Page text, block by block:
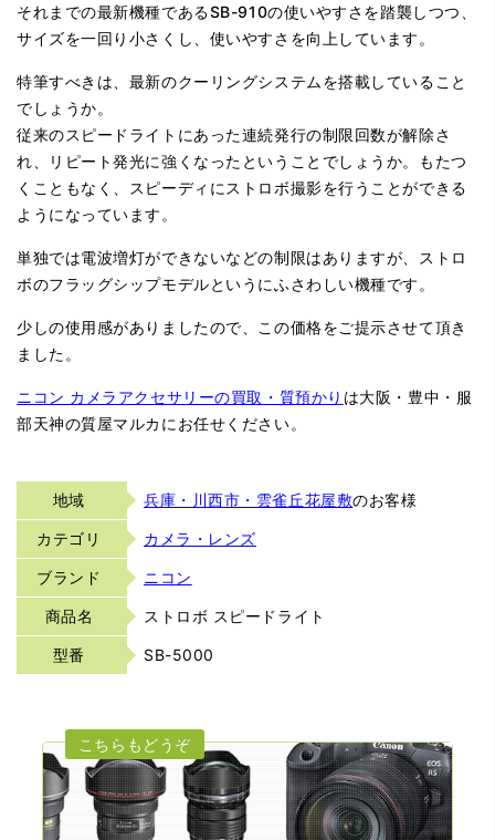
それまでの最新機種であるSB-910の使いやすさを踏襲しつつ、
サイズを一回り小さくし、使いやすさを向上しています。
特筆すべきは、最新のクーリングシステムを搭載していること
でしょうか。
従来のスピードライトにあった連続発行の制限回数が解除さ
れ、リピート発光に強くなったということでしょうか。もたつ
くこともなく、スピーディにストロボ撮影を行うことができる
ようになっています。
単独では電波増灯ができないなどの制限はありますが、ストロ
ボのフラッグシップモデルというにふさわしい機種です。
少しの使用感がありましたので、この価格をご提示させて頂き
ました。
ニコン カメラアクセサリーの買取・質預かり は大阪・豊中・服
部天神の質屋マルカにお任せください。
地域 兵庫・川西市・雲雀丘花屋敷のお客様
カテゴリ カメラ・レンズ
ブランド ニコン
商品名 ストロボ スピードライト
型番 SB-5000